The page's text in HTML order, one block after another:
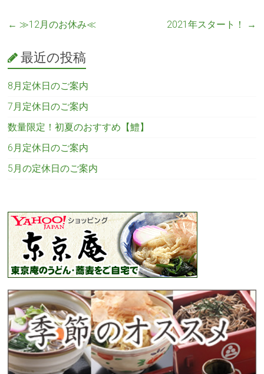
← ≫12月のお休み≪ 2021年スタート！ →
最近の投稿
8月定休日のご案内
7月定休日のご案内
数量限定！初夏のおすすめ【鱧】
6月定休日のご案内
5月の定休日のご案内